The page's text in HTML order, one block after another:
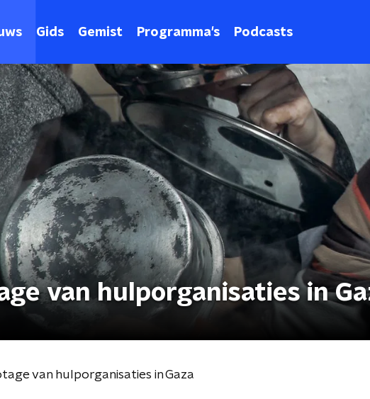
Gids Gemist Programma's Podcasts
van hulporganisaties in
van hulporganisaties in Gaza